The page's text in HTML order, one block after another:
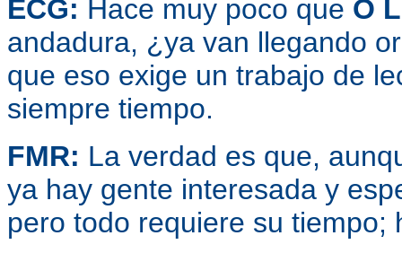
ECG: Hace muy poco que O
andadura, ¿ya van llegando
que eso exige un trabajo de
siempre tiempo.
FMR: La verdad es que,
ya hay gente interesada y
pero todo requiere su tiempo;